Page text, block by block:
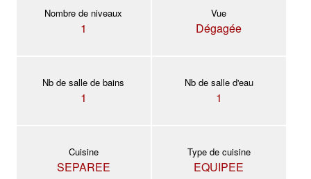
Nombre de niveaux
1
Vue
Dégagée
Nb de salle de bains
1
Nb de salle d'eau
1
Cuisine
SEPAREE
Type de cuisine
EQUIPEE